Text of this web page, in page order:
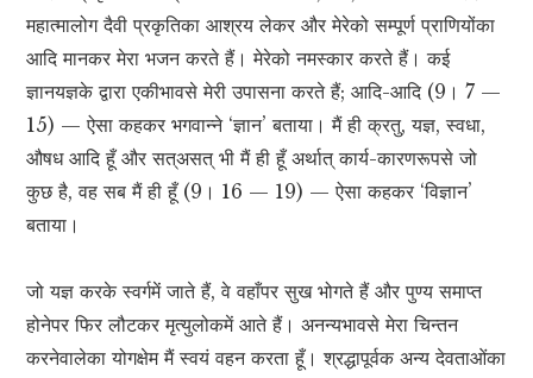
महात्मालोग दैवी प्रकृतिका आश्रय लेकर और मेरेको सम्पूर्ण प्राणियोंका
आदि मानकर मेरा भजन करते हैं। मेरेको नमस्कार करते हैं। कई
ज्ञानयज्ञके द्वारा एकीभावसे मेरी उपासना करते हैं; आदि-आदि (9। 7 —
15) — ऐसा कहकर भगवान्ने ‘ज्ञान’ बताया। मैं ही क्रतु, यज्ञ, स्वधा,
औषध आदि हूँ और सत्असत् भी मैं ही हूँ अर्थात् कार्य-कारणरूपसे जो
कुछ है, वह सब मैं ही हूँ (9। 16 — 19) — ऐसा कहकर ‘विज्ञान’
बताया।
जो यज्ञ करके स्वर्गमें जाते हैं, वे वहाँपर सुख भोगते हैं और पुण्य समाप्त
होनेपर फिर लौटकर मृत्युलोकमें आते हैं। अनन्यभावसे मेरा चिन्तन
करनेवालेका योगक्षेम मैं स्वयं वहन करता हूँ। श्रद्धापूर्वक अन्य देवताओंका